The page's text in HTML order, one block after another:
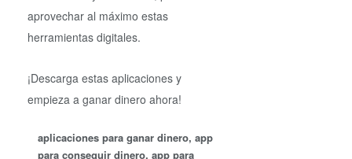
aprovechar al máximo estas
herramientas digitales.
¡Descarga estas aplicaciones y
empieza a ganar dinero ahora!
aplicaciones para ganar dinero, app
para conseguir dinero, app para